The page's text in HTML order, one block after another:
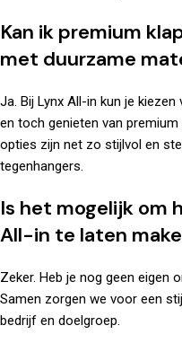
Kan ik premium
met duurzame
Ja. Bij Lynx All-in kun je
en toch genieten van
opties zijn net zo stijlvol en
tegenhangers.
Is het mogelijk om
All-in te laten
Zeker. Heb je nog geen eigen
Samen zorgen we voor een
bedrijf en doelgroep.